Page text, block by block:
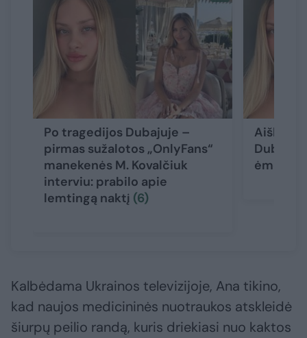
Po tragedijos Dubajuje –
pirmas sužalotos „OnlyFans“
manekenės M. Kovalčiuk
interviu: prabilo apie
lemtingą naktį (6)
Aiškėja
ėmė
Kalbėdama Ukrainos televizijoje, Ana tikino,
kad naujos medicininės nuotraukos atskleidė
šiurpų peilio randą, kuris driekiasi nuo kaktos